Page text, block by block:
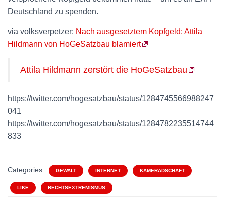
Deutschland zu spenden.
via volksverpetzer: Nach ausgesetztem Kopfgeld: Attila
Hildmann von HoGeSatzbau blamiert
Attila Hildmann zerstört die HoGeSatzbau
https://twitter.com/hogesatzbau/status/1284745566988247
041
https://twitter.com/hogesatzbau/status/1284782235514744
833
Categories: GEWALT INTERNET KAMERADSCHAFT
LIKE RECHTSEXTREMISMUS